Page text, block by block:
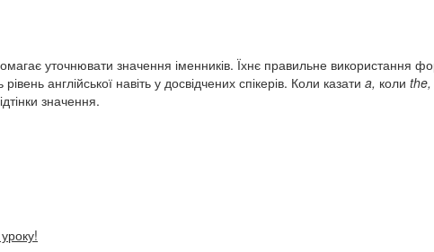
уточнювати значення іменників. Їхнє правильне використання
англійської навіть у досвідчених спікерів. Коли казати a, коли the,
значення.